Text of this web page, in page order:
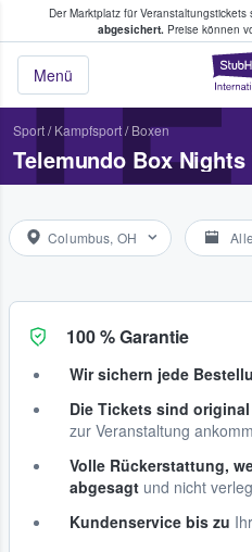
Der Marktplatz für Veranstaltungstickets
abgesichert.Preise können
Menü
Tickets kaufen &
Sport/ Kampfsport/ Boxen
Telemundo Box
Columbus, OH
100 % Garantie
Wir sichern jede
Die Tickets sind original
zur Veranstaltung
Volle Rückerstattung,
abgesagt und nicht
Kundenservice bis zu